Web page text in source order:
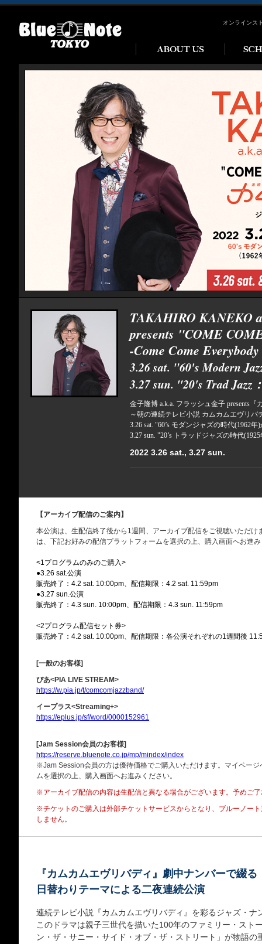
オンラインス
TAKAHIRO KANEKO
presents "COME
-Come Come
3.26 sat. "60's Modern
3.27 sun. "20's Trad Jazz
金子隆博 a.k.a. フラッシュ金子 presents
～朝の連続テレビ小説 カムカムエヴリバ
3.26 sat. "60’s モダンジャズの時代(1962
3.27 sun. "20’s トラッドジャズの時代
2022 3.26 sat., 3.27 sun.
【アーカイブ配信のご案内】
本公演は、生配信終了後から1週間、アーカイブ配信をご視聴いただ
は、下記お好みの配信プラットフォームを選択の上、購入画面へお進
<1プログラムのみのご購入>
●3.26 sat.公演
販売終了：4.2 sat. 10:00pm、配信期限：4.2 sat. 11:59pm
●3.27 sun.公演
販売終了：4.3 sun. 10:00pm、配信期限：4.3 sun. 11:59pm
<2プログラム配信セット券>
販売終了：4.2 sat. 10:00pm、配信期限：各公演それぞれの1週間後
[一般のお客様]
ぴあ<PIA LIVE STREAM>
https://w.pia.jp/t/comcomjazzband/
イープラス<Streaming+>
https://eplus.jp/sf/word/0000152961
[Jam Session会員のお客様]
https://reserve.bluenote.co.jp/mp/mindex/index
※Jam Session会員の方は優待価格でご購入いただけます。マイペー
ムを選択の上、購入画面へお進みください。
※アーカイブ配信の内容は生配信と異なる場合がございます。予めご
※チケットのご購入は外部チケットサービスからとなり、 ブルーノー
しません。
『カムカムエヴリバディ』劇中ナンバーで綴る
日替わりテーマによる二夜連続公演
連続テレビ小説『カムカムエヴリバディ』を彩るジャズ・
このドラマは親子三世代を描いた100年のファミリー・スト
ン・ザ・サニー・サイド・オブ・ザ・ストリート」が物語